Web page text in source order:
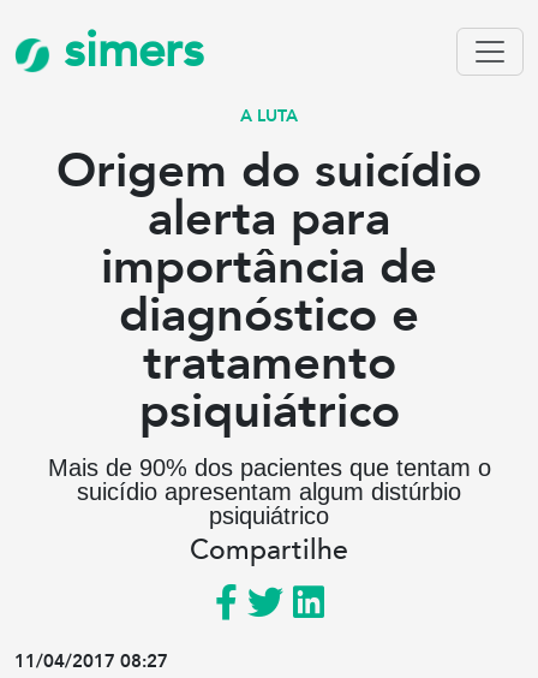
simers
A LUTA
Origem do suicídio
alerta para
importância de
diagnóstico e
tratamento
psiquiátrico
Mais de 90% dos pacientes que tentam o
suicídio apresentam algum distúrbio
psiquiátrico
Compartilhe
11/04/2017 08:27